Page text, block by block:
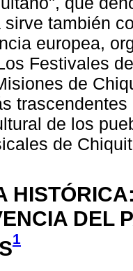
sirve también
europea,
Festivales
de
de los
de
DEL
1